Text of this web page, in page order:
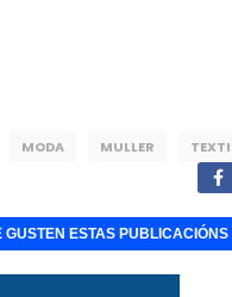
MODA MULLER
GUSTEN ESTAS PUBLICACIÓNS